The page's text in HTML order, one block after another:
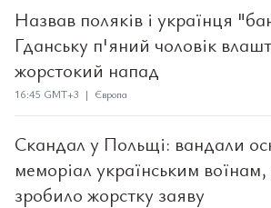
Назвав поляків і українця
Гданську п'яний чоловік
жорстокий напад
16:45 GMT+3 | Європа
Скандал у Польщі: вандали
меморіал українським воїнам,
зробило жорстку заяву